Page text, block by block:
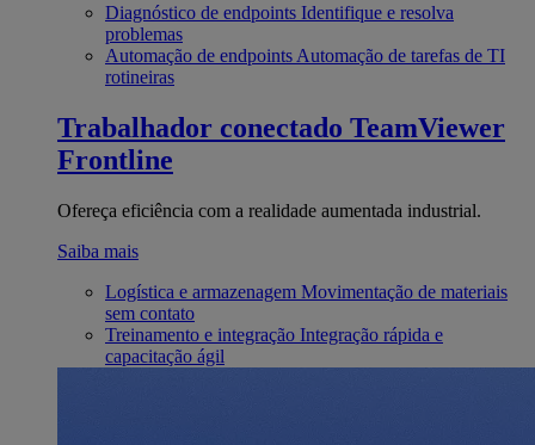
Diagnóstico de endpoints Identifique e resolva
problemas
Automação de endpoints Automação de tarefas de TI
rotineiras
Trabalhador conectado TeamViewer
Frontline
Ofereça eficiência com a realidade aumentada industrial.
Saiba mais
Logística e armazenagem Movimentação de materiais
sem contato
Treinamento e integração Integração rápida e
capacitação ágil